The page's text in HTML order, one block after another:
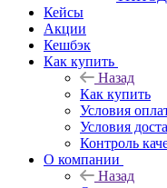
Кейсы
Акции
Кешбэк
Как купить
Назад
Как купить
Условия
Условия
Контроль
О компании
Назад